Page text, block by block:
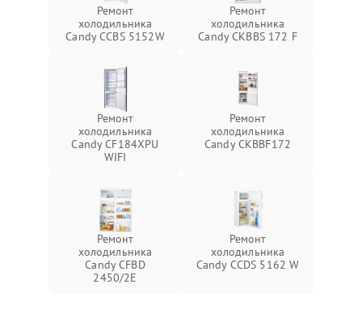
Ремонт
холодильника
Candy CCBS 5152W
Ремонт
холодильника
Candy CKBBS 172 F
Ремонт
холодильника
Candy CF184XPU
WIFI
Ремонт
холодильника
Candy CKBBF172
Ремонт
холодильника
Candy CFBD
2450/2E
Ремонт
холодильника
Candy CCDS 5162 W